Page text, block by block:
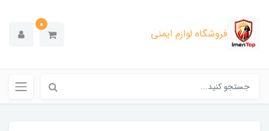
فروشگاه لوازم ایمنی
0